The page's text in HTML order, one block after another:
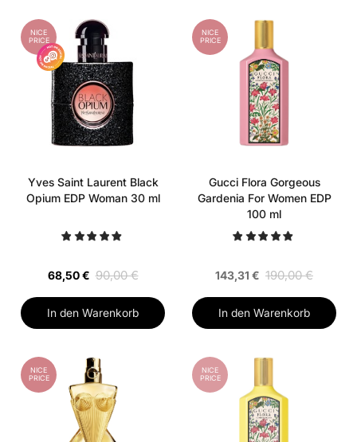
NICE
PRICE
Yves Saint Laurent Black
Opium EDP Woman 30 ml
68,50 € 90,00 €
In den Warenkorb
NICE
PRICE
Gucci Flora Gorgeous
Gardenia For Women EDP
100 ml
143,31 € 190,00 €
In den Warenkorb
NICE
PRICE
NICE
PRICE